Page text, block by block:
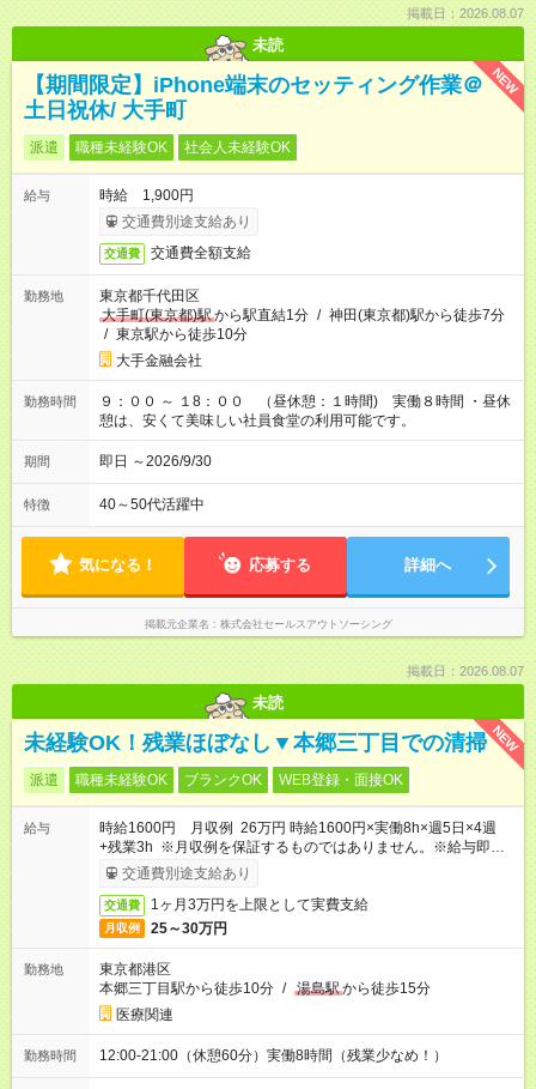
掲載日：2026.08.07
未読
NEW
【期間限定】iPhone端末のセッティング作業＠
土日祝休/ 大手町
派遣 職種未経験OK 社会人未経験OK
給与
時給 1,900円
交通費別途支給あり
交通費 交通費全額支給
勤務地
東京都千代田区
大手町(東京都)駅から駅直結1分 / 神田(東京都)駅から徒歩7分
/ 東京駅から徒歩10分
大手金融会社
勤務時間
９：００ ～ １8：００ （昼休憩：１時間) 実働８時間 ・昼休
憩は、安くて美味しい社員食堂の利用可能です。
期間 即日 ～2026/9/30
特徴 40～50代活躍中
気になる！ 応募する 詳細へ
掲載元企業名 株式会社セールスアウトソーシング
掲載日：2026.08.07
未読
NEW
未経験OK！残業ほぼなし▼本郷三丁目での清掃
派遣 職種未経験OK ブランクOK WEB登録・面接OK
給与
時給1600円 月収例 26万円 時給1600円×実働8h×週5日×4週
+残業3h ※月収例を保証するものではありません。※給与即受取
りサービス利用可（利用条件有）
交通費別途支給あり
交通費 1ヶ月3万円を上限として実費支給
月収例 25～30万円
勤務地
東京都港区
本郷三丁目駅から徒歩10分 / 湯島駅から徒歩15分
医療関連
勤務時間 12:00-21:00（休憩60分）実働8時間（残業少なめ！）